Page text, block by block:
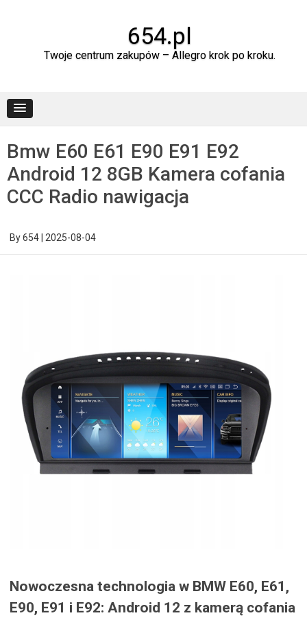
654.pl
Twoje centrum zakupów – Allegro krok po kroku.
Bmw E60 E61 E90 E91 E92
Android 12 8GB Kamera cofania
CCC Radio nawigacja
By654 2025-08-04
Nowoczesna technologia w BMW E60, E61,
E90, E91 i E92: Android 12 z kamerą cofania